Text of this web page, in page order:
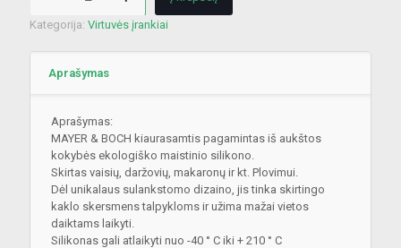
MAYER&BOCH
sudedamas
silikoninis
kiaurasamtis
Kategorija: Virtuvės įrankiai
Aprašymas
Aprašymas:
MAYER & BOCH kiaurasamtis pagamintas iš aukštos
kokybės ekologiško maistinio silikono.
Skirtas vaisių, daržovių, makaronų ir kt. Plovimui.
Dėl unikalaus sulankstomo dizaino, jis tinka skirtingo
kaklo skersmens talpykloms ir užima mažai vietos
daiktams laikyti.
Silikonas gali atlaikyti nuo -40 ° C iki + 210 ° C